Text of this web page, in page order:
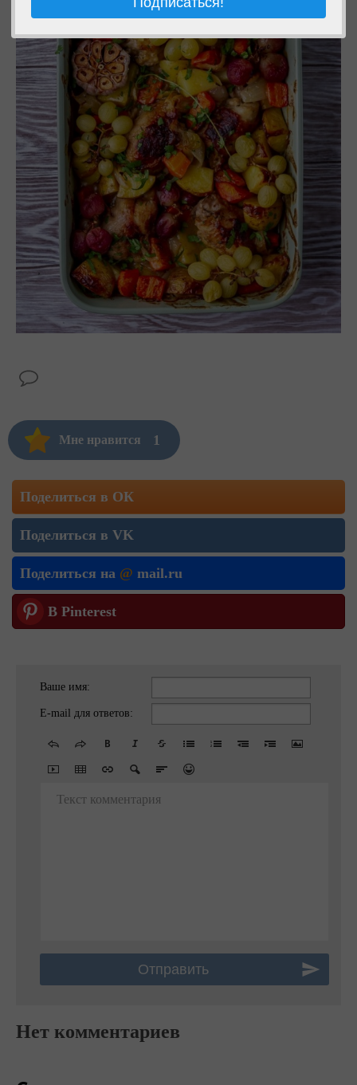
Мне нравится 1
Поделиться в ОК
Поделиться в VK
Поделиться на @ mail.ru
В Pinterest
Ваше имя:
E-mail для ответов:
Текст комментария
Нет комментариев